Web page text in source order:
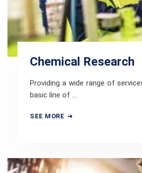
Chemical Research
Providing a wide range of
basic line of …
SEE MORE